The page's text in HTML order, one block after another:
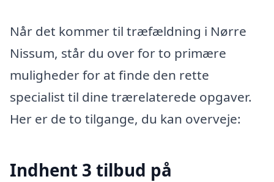
Når det kommer til træfældning i Nørre
Nissum, står du over for to primære
muligheder for at finde den rette
specialist til dine trærelaterede opgaver.
Her er de to tilgange, du kan overveje:
Indhent 3 tilbud på